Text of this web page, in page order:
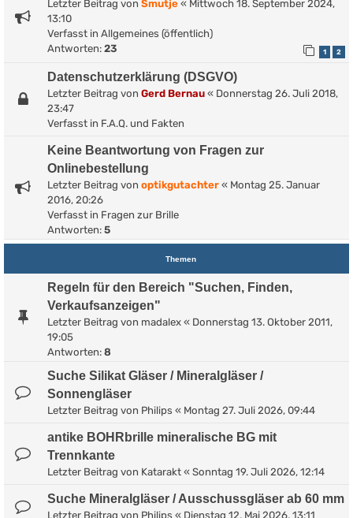
Letzter Beitrag von Smutje « Mittwoch 18. September 2024,
13:10
Verfasst in Allgemeines (öffentlich)
Antworten: 23 1 2
Datenschutzerklärung (DSGVO)
Letzter Beitrag von Gerd Bernau « Donnerstag 26. Juli 2018,
23:47
Verfasst in F.A.Q. und Fakten
Keine Beantwortung von Fragen zur
Onlinebestellung
Letzter Beitrag von optikgutachter « Montag 25. Januar
2016, 20:26
Verfasst in Fragen zur Brille
Antworten: 5
Themen
Regeln für den Bereich "Suchen, Finden,
Verkaufsanzeigen"
Letzter Beitrag von madalex « Donnerstag 13. Oktober 2011,
19:05
Antworten: 8
Suche Silikat Gläser / Mineralgläser /
Sonnengläser
Letzter Beitrag von Philips « Montag 27. Juli 2026, 09:44
antike BOHRbrille mineralische BG mit
Trennkante
Letzter Beitrag von Katarakt « Sonntag 19. Juli 2026, 12:14
Suche Mineralgläser / Ausschussgläser ab 60 mm
Letzter Beitrag von Philips « Dienstag 12. Mai 2026, 13:11